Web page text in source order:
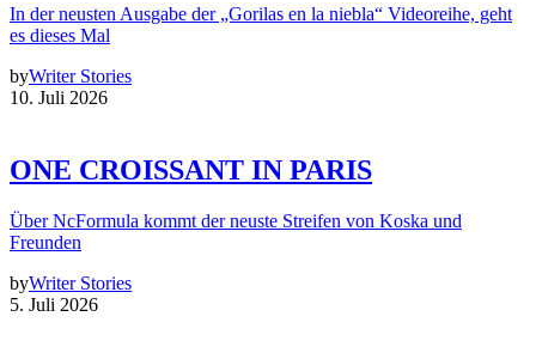
In der neusten Ausgabe der „Gorilas en la niebla“ Videoreihe, geht
es dieses Mal
byWriter Stories
10. Juli 2026
ONE CROISSANT IN PARIS
Über NcFormula kommt der neuste Streifen von Koska und
Freunden
byWriter Stories
5. Juli 2026